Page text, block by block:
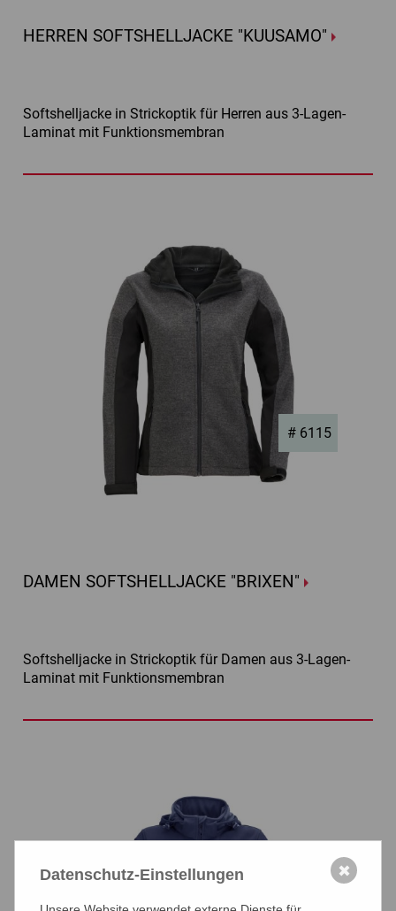
HERREN SOFTSHELLJACKE "KUUSAMO"
Softshelljacke in Strickoptik für Herren aus 3-Lagen-
Laminat mit Funktionsmembran
# 6115
DAMEN SOFTSHELLJACKE "BRIXEN"
Softshelljacke in Strickoptik für Damen aus 3-Lagen-
Laminat mit Funktionsmembran
Datenschutz-Einstellungen ✖